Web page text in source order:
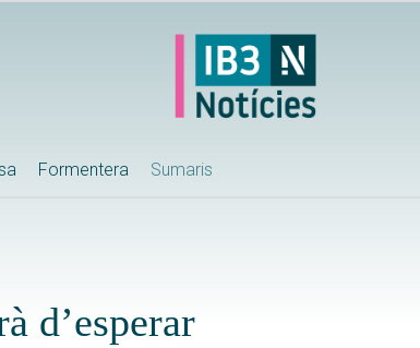
Formentera Sumaris
d’esperar